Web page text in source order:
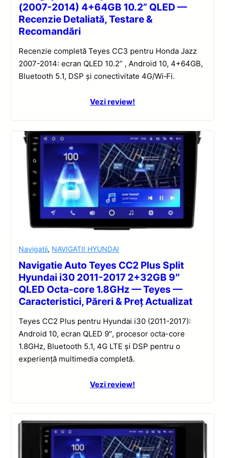
(2007-2014) 4+64GB 10.2” QLED —
Recenzie Detaliată, Testare &
Recomandări
Recenzie completă Teyes CC3 pentru Honda Jazz
2007-2014: ecran QLED 10.2” , Android 10, 4+64GB,
Bluetooth 5.1, DSP și conectivitate 4G/Wi‑Fi.
Vezi review!
Navigatii, NAVIGATII HYUNDAI
Navigatie Auto Teyes CC2 Plus Split
Hyundai i30 2011-2017 2+32GB 9″
QLED Octa-core 1.8GHz — Teyes —
Caracteristici, Păreri & Preț Actualizat
Teyes CC2 Plus pentru Hyundai i30 (2011-2017):
Android 10, ecran QLED 9″, procesor octa-core
1.8GHz, Bluetooth 5.1, 4G LTE și DSP pentru o
experiență multimedia completă.
Vezi review!